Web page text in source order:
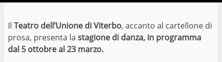
Il Teatro dell’Unione di Viterbo, accanto al cartellone di
prosa, presenta la stagione di danza, in programma
dal 5 ottobre al 23 marzo.